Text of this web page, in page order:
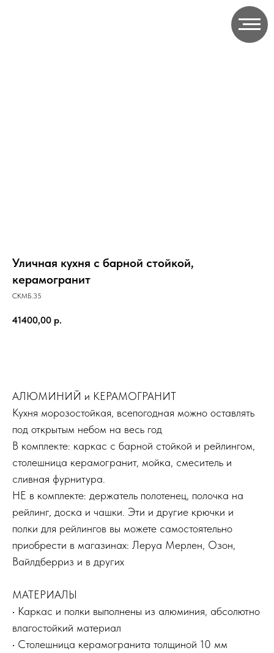
Уличная кухня с барной стойкой,
керамогранит
СКМБ.35
41400,00 р.
АЛЮМИНИЙ и КЕРАМОГРАНИТ
Кухня морозостойкая, всепогодная можно оставлять
под открытым небом на весь год
В комплекте: каркас с барной стойкой и рейлингом,
столешница керамогранит, мойка, смеситель и
сливная фурнитура.
НЕ в комплекте: держатель полотенец, полочка на
рейлинг, доска и чашки. Эти и другие крючки и
полки для рейлингов вы можете самостоятельно
приобрести в магазинах: Леруа Мерлен, Озон,
Вайлдберриз и в других
МАТЕРИАЛЫ
• Каркас и полки выполнены из алюминия, абсолютно
влагостойкий материал
• Столешница керамогранита толщиной 10 мм